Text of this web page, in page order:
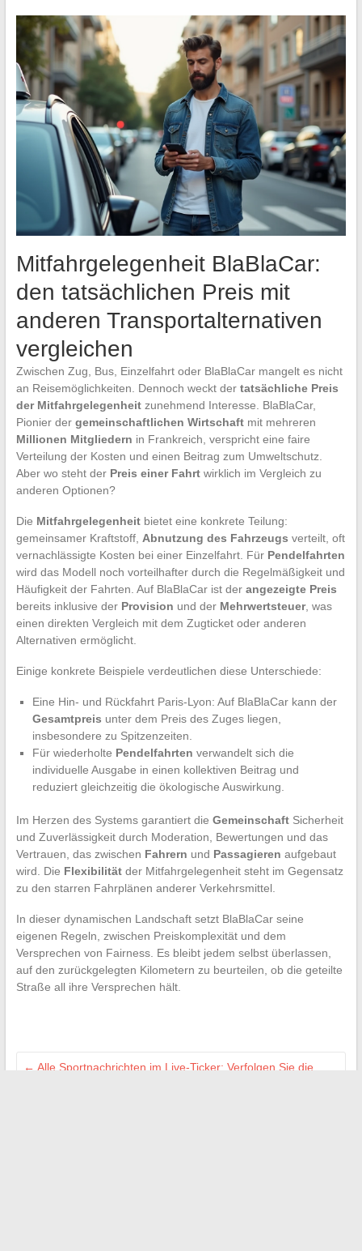
Mitfahrgelegenheit BlaBlaCar:
den tatsächlichen Preis mit
anderen Transportalternativen
vergleichen
Zwischen Zug, Bus, Einzelfahrt oder BlaBlaCar mangelt es nicht
an Reisemöglichkeiten. Dennoch weckt der tatsächliche Preis
der Mitfahrgelegenheitzunehmend Interesse. BlaBlaCar,
Pionier der gemeinschaftlichen Wirtschaftmit mehreren
Millionen Mitgliedern in Frankreich, verspricht eine faire
Verteilung der Kosten und einen Beitrag zum Umweltschutz.
Aber wo steht der Preis einer Fahrtwirklich im Vergleich zu
anderen Optionen?
Die Mitfahrgelegenheitbietet eine konkrete Teilung:
gemeinsamer Kraftstoff, Abnutzung des Fahrzeugs verteilt, oft
vernachlässigte Kosten bei einer Einzelfahrt. Für Pendelfahrten
wird das Modell noch vorteilhafter durch die Regelmäßigkeit und
Häufigkeit der Fahrten. Auf BlaBlaCar ist der angezeigte Preis
bereits inklusive der Provision und der Mehrwertsteuer, was
einen direkten Vergleich mit dem Zugticket oder anderen
Alternativen ermöglicht.
Einige konkrete Beispiele verdeutlichen diese Unterschiede:
Eine Hin- und Rückfahrt Paris-Lyon: Auf BlaBlaCar kann der
Gesamtpreis unter dem Preis des Zuges liegen,
insbesondere zu Spitzenzeiten.
Für wiederholte Pendelfahrten verwandelt sich die
individuelle Ausgabe in einen kollektiven Beitrag und
reduziert gleichzeitig die ökologische Auswirkung.
Im Herzen des Systems garantiert die GemeinschaftSicherheit
und Zuverlässigkeit durch Moderation, Bewertungen und das
Vertrauen, das zwischen Fahrern und Passagieren aufgebaut
wird. Die Flexibilitätder Mitfahrgelegenheit steht im Gegensatz
zu den starren Fahrplänen anderer Verkehrsmittel.
In dieser dynamischen Landschaft setzt BlaBlaCar seine
eigenen Regeln, zwischen Preiskomplexität und dem
Versprechen von Fairness. Es bleibt jedem selbst überlassen,
auf den zurückgelegten Kilometern zu beurteilen, ob die geteilte
Straße all ihre Versprechen hält.
← Alle Sportnachrichten im Live-Ticker: Verfolgen Sie die